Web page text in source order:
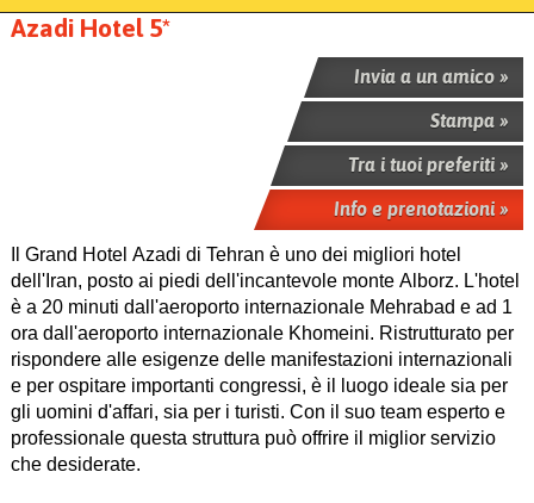
Azadi Hotel 5*
Invia a un amico »
Stampa »
Tra i tuoi preferiti »
Info e prenotazioni »
Il Grand Hotel Azadi di Tehran è uno dei migliori hotel
dell'Iran, posto ai piedi dell'incantevole monte Alborz. L'hotel
è a 20 minuti dall'aeroporto internazionale Mehrabad e ad 1
ora dall'aeroporto internazionale Khomeini. Ristrutturato per
rispondere alle esigenze delle manifestazioni internazionali
e per ospitare importanti congressi, è il luogo ideale sia per
gli uomini d'affari, sia per i turisti. Con il suo team esperto e
professionale questa struttura può offrire il miglior servizio
che desiderate.